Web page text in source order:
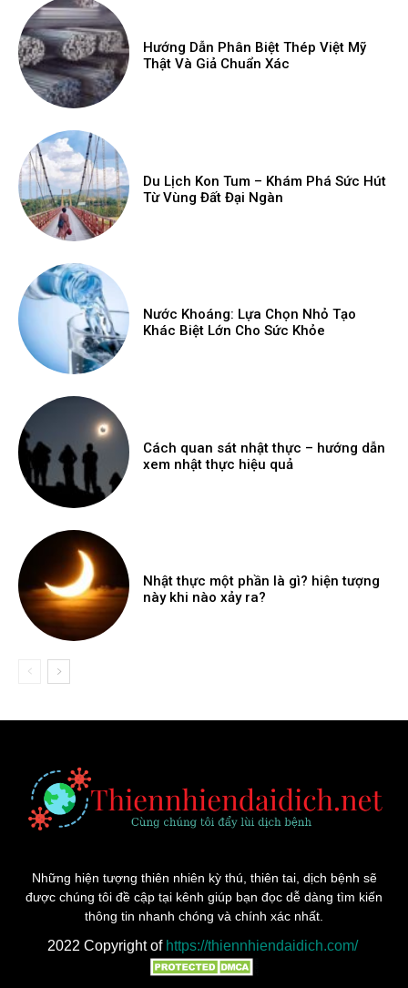
Hướng Dẫn Phân Biệt Thép Việt Mỹ
Thật Và Giả Chuẩn Xác
Du Lịch Kon Tum – Khám Phá Sức Hút
Từ Vùng Đất Đại Ngàn
Nước Khoáng: Lựa Chọn Nhỏ Tạo
Khác Biệt Lớn Cho Sức Khỏe
Cách quan sát nhật thực – hướng dẫn
xem nhật thực hiệu quả
Nhật thực một phần là gì? hiện tượng
này khi nào xảy ra?
Những hiện tượng thiên nhiên kỳ thú, thiên tai, dịch bệnh sẽ
được chúng tôi đề cập tại kênh giúp bạn đọc dễ dàng tìm kiến
thông tin nhanh chóng và chính xác nhất.
2022 Copyright of https://thiennhiendaidich.com/